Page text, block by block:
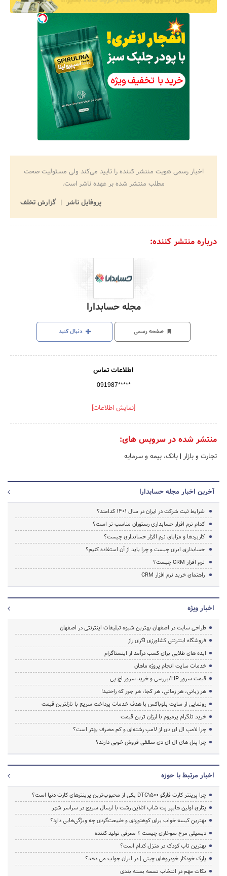
اخبار رسمی هویت منتشر کننده را تایید می‌کند ولی مسئولیت صحت
مطلب منتشر شده بر عهده ناشر است.
پروفایل ناشر
گزارش تخلف
درباره منتشر کننده:
مجله حسابدارا
صفحه رسمی دنبال کنید
اطلاعات تماس
091987*****
[نمایش اطلاعات]
منتشر شده در سرویس های:
تجارت و بازار | بانک، بیمه و سرمایه
آخرین اخبار مجله حسابدارا
شرایط ثبت شرکت در ایران در سال 1401 کدامند؟
کدام نرم افزار حسابداری رستوران مناسب تر است؟
کاربردها و مزایای نرم افزار حسابداری چیست؟
حسابداری ابری چیست و چرا باید از آن استفاده کنیم؟
نرم افزار CRM چیست؟
راهنمای خرید نرم افزار CRM
اخبار ویژه
طراحی سایت در اصفهان بهترین شیوه تبلیغات اینترنتی در اصفهان
فروشگاه اینترنتی کشاورزی اگری راز
ایده های طلایی برای کسب درآمد از اینستاگرام
خدمات سایت انجام پروژه ماهان
قیمت سرور HP/بررسی و خرید سرور اچ پی
هر زبانی، هر زمانی، هر کجا، هر جور که راحتید!
رونمایی از سایت بلوباکس با هدف خدمات پرداخت سریع با نازلترین قیمت
خرید تلگرام پرمیوم با ارزان ترین قیمت
چرا لامپ ال ای دی از لامپ رشته‌ای و کم مصرف بهتر است؟
چرا پنل های ال ای دی سقفی فروش خوبی دارند؟
اخبار مرتبط با حوزه
چرا پرینتر کارت فارگو DTC1500 یکی از محبوب‌ترین پرینترهای کارت دنیا است؟
پتاری اولین هایپر پت شاپ آنلاین رشت با ارسال سریع در سراسر شهر
بهترین کیسه خواب برای کوهنوردی و طبیعت‌گردی چه ویژگی‌هایی دارد؟
دیسپلی مرغ سوخاری چیست ؟ معرفی تولید کننده
بهترین تاب کودک در منزل کدام است؟
پارک خودکار خودروهای چینی | در ایران جواب می دهد؟
نکات مهم در انتخاب تسمه بسته بندی